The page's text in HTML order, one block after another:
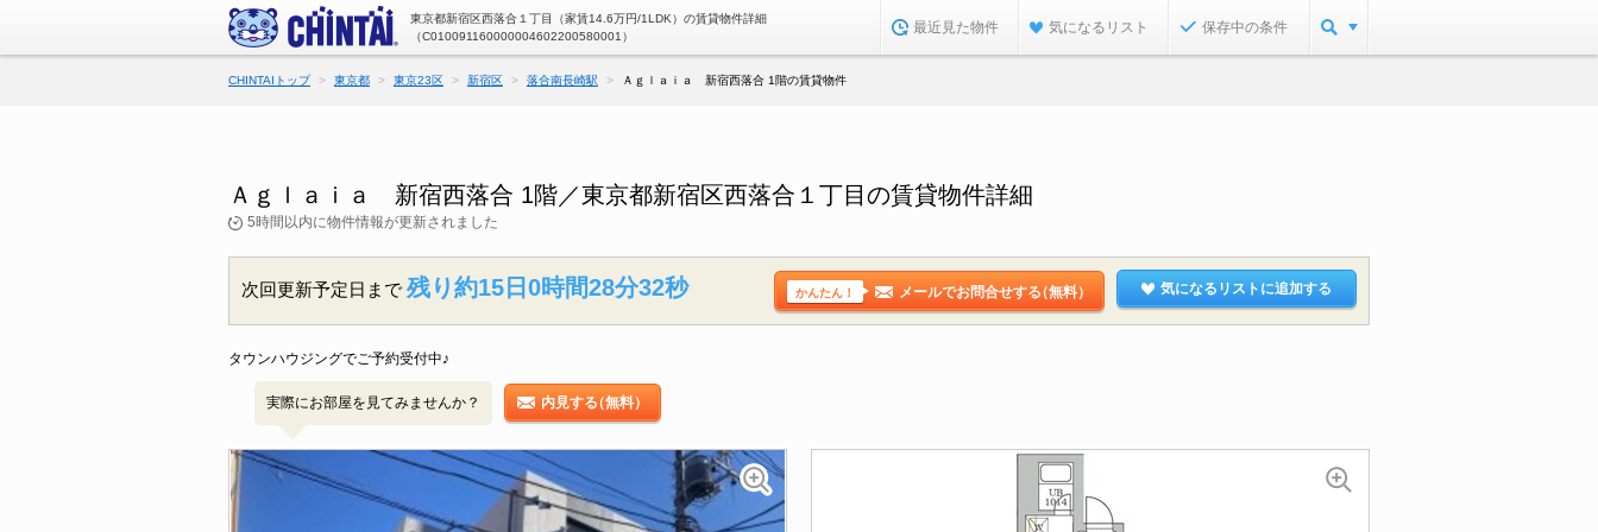
東京都新宿区西落合１丁目（家賃14.6万円/1LDK）の賃貸物件詳細
（C010091160000004602200580001）
最近見た物件 気になるリスト 保存中の条件
CHINTAIトップ 東京都 東京23区 新宿区 落合南長崎駅 Ａｇｌａｉａ 新宿西落合 1階の賃貸物件
Ａｇｌａｉａ 新宿西落合 1階／東京都新宿区西落合１丁目の賃貸物件詳細
5時間以内に物件情報が更新されました
次回更新予定日まで 残り約15日0時間28分31秒 かんたん！ メールでお問合せする（無料） 気になるリストに追加する
タウンハウジングでご予約受付中♪
実際にお部屋を見てみませんか？ 内見する（無料）